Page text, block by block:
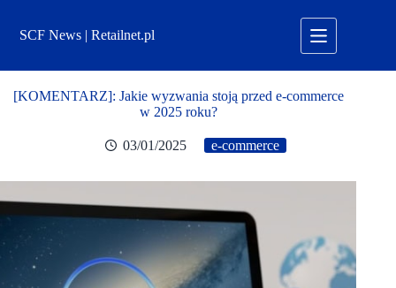
treściSCF News | Retailnet.pl
[KOMENTARZ]: Jakie wyzwania stoją przed e-commerce
w 2025 roku?
03/01/2025 e-commerce